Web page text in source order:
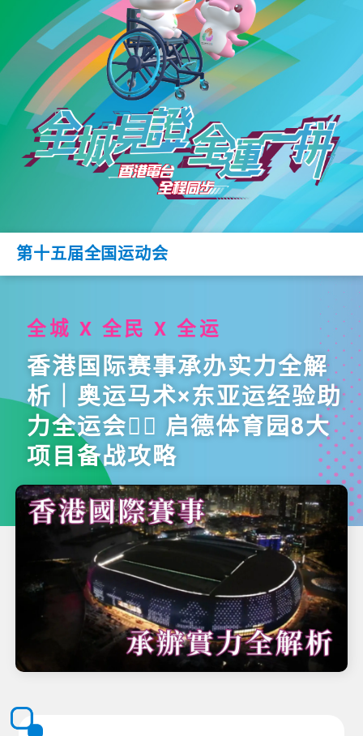
第十五届全国运动会
全城 X 全民 X 全运
香港国际赛事承办实力全解
析｜奥运马术×东亚运经验助
力全运会 启德体育园8大
项目备战攻略